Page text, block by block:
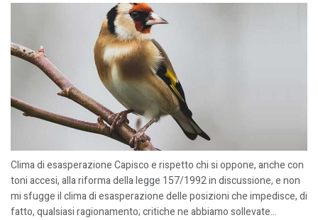
Clima di esasperazione Capisco e rispetto chi si oppone, anche con
toni accesi, alla riforma della legge 157/1992 in discussione, e non
mi sfugge il clima di esasperazione delle posizioni che impedisce, di
fatto, qualsiasi ragionamento; critiche ne abbiamo sollevate...